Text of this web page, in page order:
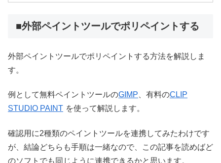
■外部ペイントツールでポリペイントする
外部ペイントツールでポリペイントする方法を解説しま
す。
例として無料ペイントツールのGIMP 、有料のCLIP
STUDIO PAINT を使って解説します。
確認用に2種類のペイントツールを連携してみたわけです
が、結論どちらも手順は一緒なので、この記事を読めばど
のソフトでも同じように連携できるかと思います。